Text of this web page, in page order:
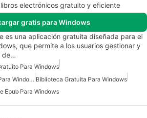
electrónicos gratuito y eficiente
gratis para Windows
es una aplicación gratuita diseñada para el
que permite a los usuarios gestionar y
de…
Para Windows
Lector De Libros Gratuito Para Windows Biblioteca Gratuita Para Windows
Epub Para Windows